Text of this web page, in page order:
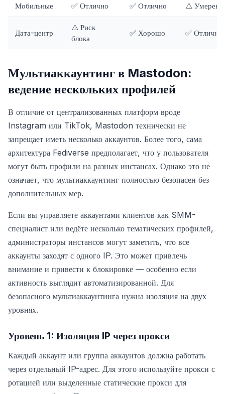
Мобильные ✅ Отлично ✅ Отлично ⚠️
Дата-центр
⚠️ Риск
блока
✅ Хорошо ✅ Отлично
Мультиаккаунтинг в Mastodon:
ведение нескольких профилей
В отличие от централизованных платформ вроде
Instagram или TikTok, Mastodon технически не
запрещает иметь несколько аккаунтов. Более того, сама
архитектура Fediverse предполагает, что у пользователя
могут быть профили на разных инстансах. Однако это не
означает, что мультиаккаунтинг полностью безопасен без
дополнительных мер.
Если вы управляете аккаунтами клиентов как SMM-
специалист или ведёте несколько тематических профилей,
администраторы инстансов могут заметить, что все
аккаунты заходят с одного IP. Это может привлечь
внимание и привести к блокировке — особенно если
активность выглядит автоматизированной. Для
безопасного мультиаккаунтинга нужна изоляция на двух
уровнях.
Уровень 1: Изоляция IP через прокси
Каждый аккаунт или группа аккаунтов должна работать
через отдельный IP-адрес. Для этого используйте прокси с
ротацией или выделенные статические прокси для